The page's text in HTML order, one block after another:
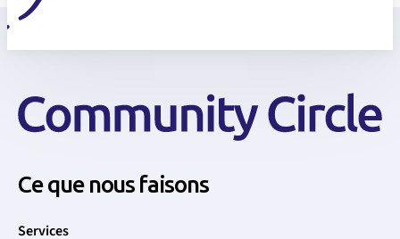
Ce que nous faisons
Services